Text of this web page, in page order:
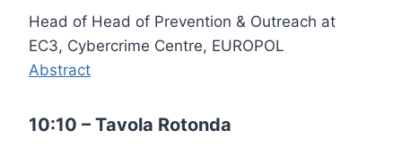
Head of Head of Prevention & Outreach at
EC3, Cybercrime Centre, EUROPOL
Abstract
10:10 – Tavola Rotonda